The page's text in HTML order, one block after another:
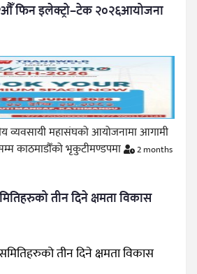
१२औँ फिन इलेक्ट्रो–टेक २०२६आयोजना
व्यवसायी महासंघको आयोजनामा आगामी
काठमाडौँको भृकुटीमण्डपमा
2 months
तीन दिने क्षमता विकास